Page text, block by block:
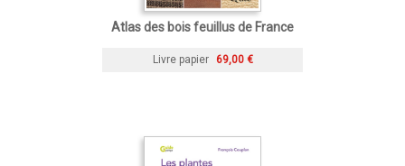
Atlas des bois feuillus de France
Livre papier 69,00 €